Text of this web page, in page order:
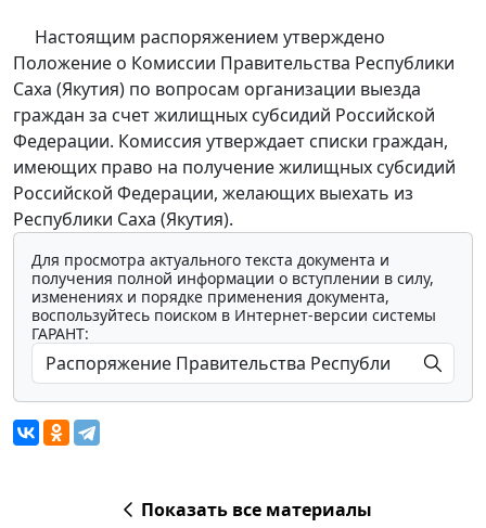
Настоящим распоряжением утверждено
Положение о Комиссии Правительства Республики
Саха (Якутия) по вопросам организации выезда
граждан за счет жилищных субсидий Российской
Федерации. Комиссия утверждает списки граждан,
имеющих право на получение жилищных субсидий
Российской Федерации, желающих выехать из
Республики Саха (Якутия).
Для просмотра актуального текста документа и
получения полной информации о вступлении в силу,
изменениях и порядке применения документа,
воспользуйтесь поиском в Интернет-версии системы
ГАРАНТ:
Показать все материалы